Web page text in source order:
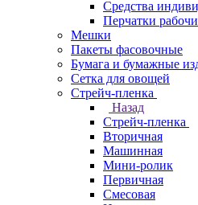
Средства
Перчатки
Мешки
Пакеты фасовочные
Бумага и бумажные
Сетка для овощей
Стрейч-пленка
Назад
Стрейч-пленка
Вторичная
Машинная
Мини-ролик
Первичная
Смесовая